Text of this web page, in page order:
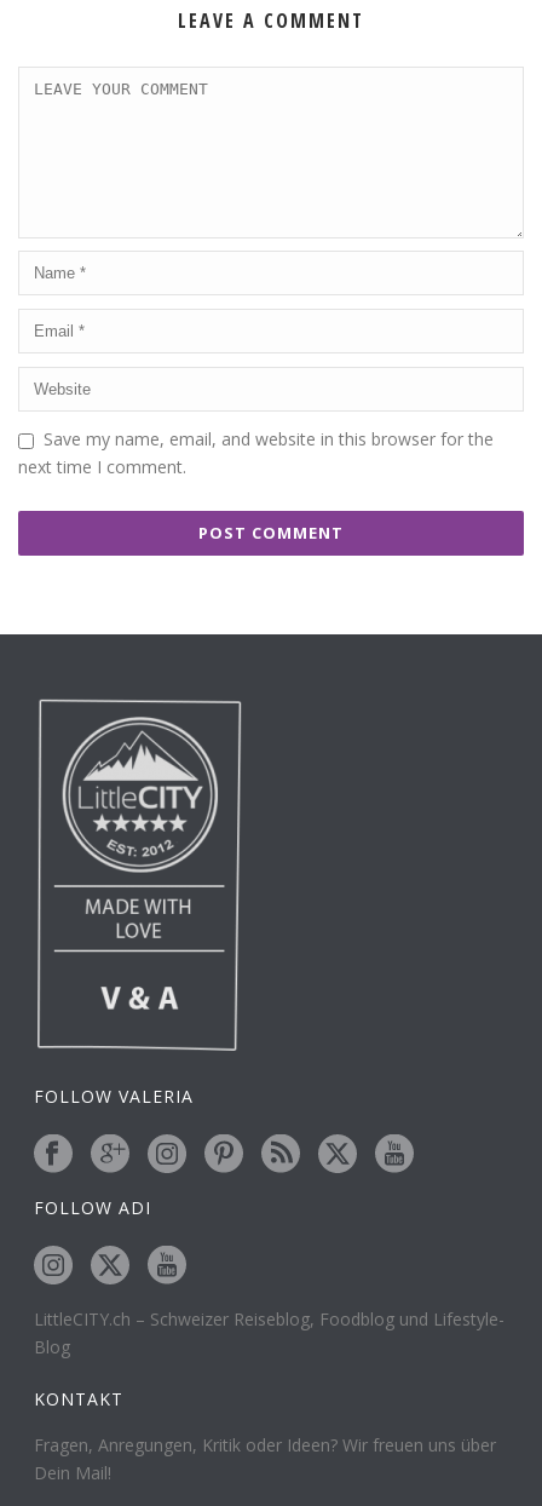
LEAVE A COMMENT
Save my name, email, and website in this browser for the
next time I comment.
FOLLOW VALERIA
FOLLOW ADI
LittleCITY.ch – Schweizer Reiseblog, Foodblog und Lifestyle-
Blog
KONTAKT
Fragen, Anregungen, Kritik oder Ideen? Wir freuen uns über
Dein Mail!